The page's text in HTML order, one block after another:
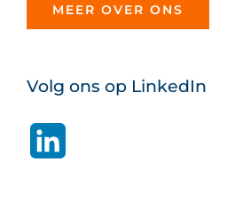
MEER OVER ONS
Volg ons op LinkedIn